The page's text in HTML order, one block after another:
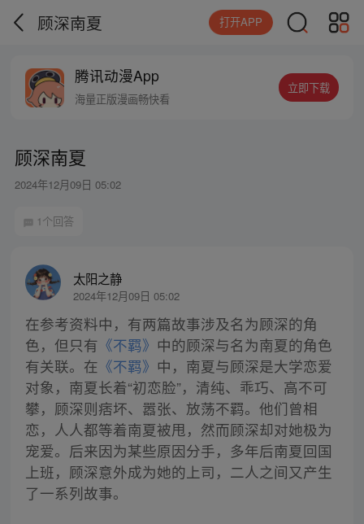
顾深南夏 打开APP
腾讯动漫App
海量正版漫画畅快看
立即下载
顾深南夏
2024年12月09日 05:02
1个回答
太阳之静
2024年12月09日 05:02
在参考资料中，有两篇故事涉及名为顾深的角
色，但只有 《不羁》 中的顾深与名为南夏的角色
有关联。在 《不羁》 中，南夏与顾深是大学恋爱
对象，南夏长着“初恋脸”，清纯、乖巧、高不可
攀，顾深则痞坏、嚣张、放荡不羁。他们曾相
恋，人人都等着南夏被甩，然而顾深却对她极为
宠爱。后来因为某些原因分手，多年后南夏回国
上班，顾深意外成为她的上司，二人之间又产生
了一系列故事。